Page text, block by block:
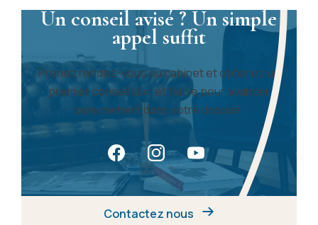
Un conseil avisé ? Un simple
appel suffit
Prenez rendez-vous au cabinet et obtenez un
premier conseil clair et fiable pour avancer
sereinement dans votre dossier.
Contactez nous